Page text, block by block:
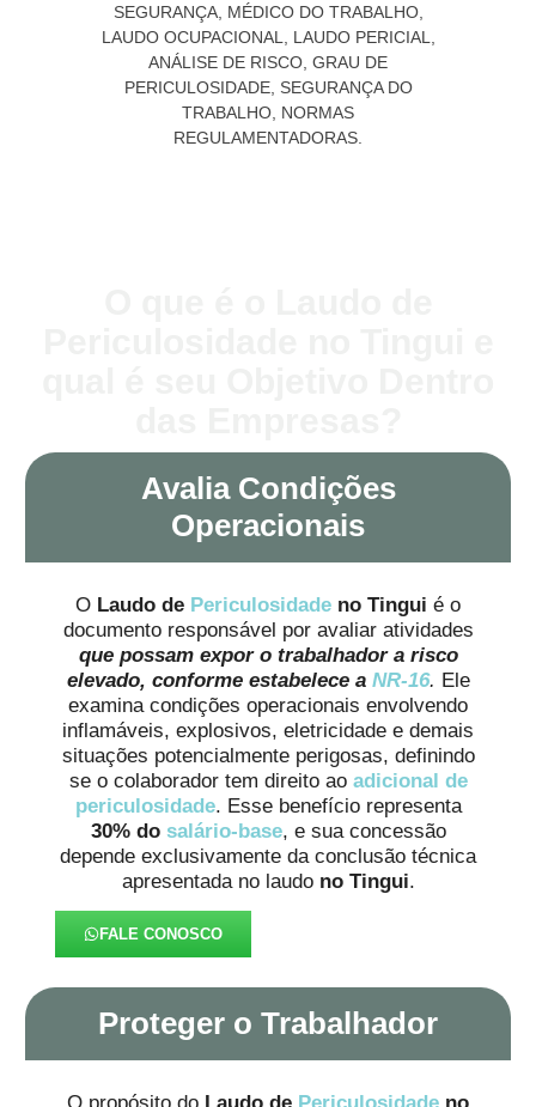
Avalia Condições
Operacionais
O Laudo de Periculosidade no Tingui é o
documento responsável por avaliar atividades
que possam expor o trabalhador a risco
elevado, conforme estabelece a NR-16. Ele
examina condições operacionais envolvendo
inflamáveis, explosivos, eletricidade e demais
situações potencialmente perigosas, definindo
se o colaborador tem direito ao adicional de
periculosidade. Esse benefício representa
30% do salário-base, e sua concessão
depende exclusivamente da conclusão técnica
apresentada no laudo no Tingui.
FALE CONOSCO
Proteger o Trabalhador